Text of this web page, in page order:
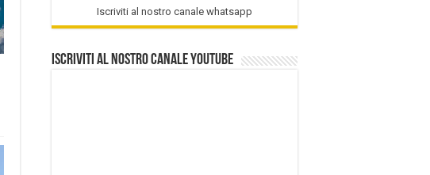
Iscriviti al nostro canale whatsapp
Iscriviti al nostro Canale Youtube